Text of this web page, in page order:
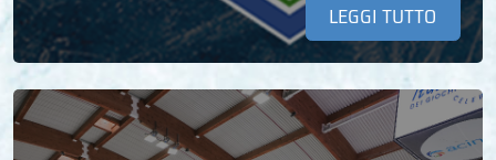
LEGGI TUTTO